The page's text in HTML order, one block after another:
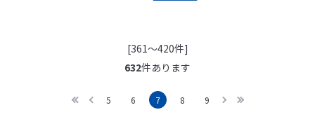
[361～420件]
632件あります
5 6 7 8 9